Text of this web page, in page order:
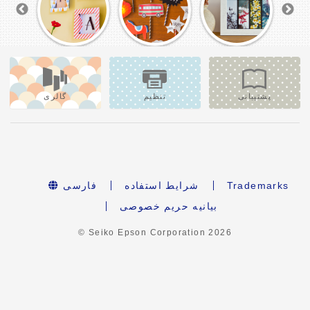
گالری تنظیم پشتیبانی
فارسی شرایط استفاده
Trademarks
بیانیه حریم خصوصی
© Seiko Epson Corporation2026